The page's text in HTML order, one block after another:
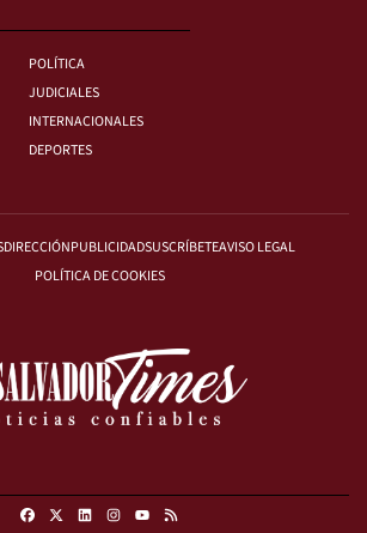
POLÍTICA
JUDICIALES
INTERNACIONALES
DEPORTES
DIRECCIÓNPUBLICIDADSUSCRÍBETEAVISO LEGAL
POLÍTICA DE COOKIES
FacebookLinkedinInstagram